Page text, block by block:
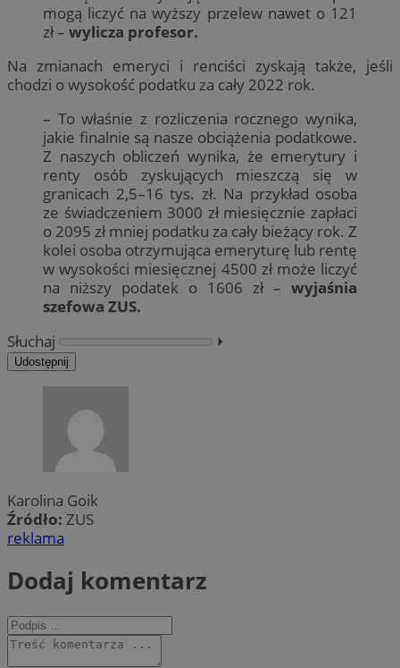
mogą liczyć na wyższy przelew nawet o 121
zł – wylicza profesor.
Na zmianach emeryci i renciści zyskają także, jeśli
chodzi o wysokość podatku za cały 2022 rok.
– To właśnie z rozliczenia rocznego wynika,
jakie finalnie są nasze obciążenia podatkowe.
Z naszych obliczeń wynika, że emerytury i
renty osób zyskujących mieszczą się w
granicach 2,5–16 tys. zł. Na przykład osoba
ze świadczeniem 3000 zł miesięcznie zapłaci
o 2095 zł mniej podatku za cały bieżący rok. Z
kolei osoba otrzymująca emeryturę lub rentę
w wysokości miesięcznej 4500 zł może liczyć
na niższy podatek o 1606 zł – wyjaśnia
szefowa ZUS.
Słuchaj
⏵︎
Udostępnij
Karolina Goik
Źródło: ZUS
reklama
Dodaj komentarz